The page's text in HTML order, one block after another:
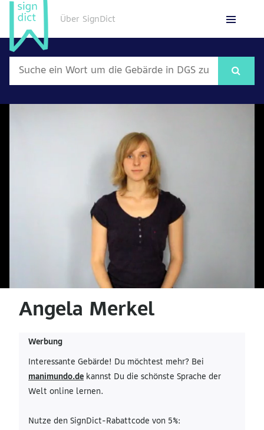
Über SignDict
English
Angela Merkel
Werbung
Interessante Gebärde! Du möchtest mehr? Bei
manimundo.de kannst Du die schönste Sprache der
Welt online lernen.
Nutze den SignDict-Rabattcode von 5%: